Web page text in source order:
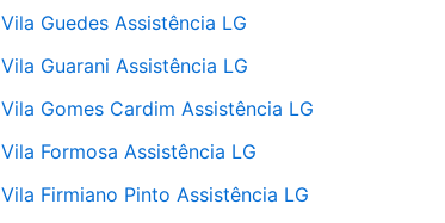
Vila Guedes Assistência LG
Vila Guarani Assistência LG
Vila Gomes Cardim Assistência LG
Vila Formosa Assistência LG
Vila Firmiano Pinto Assistência LG